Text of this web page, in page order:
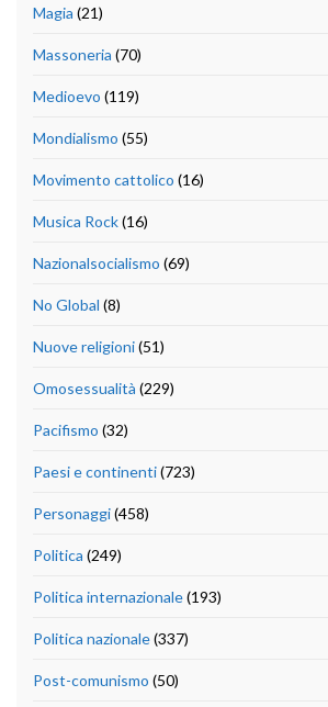
Magia (21)
Massoneria (70)
Medioevo (119)
Mondialismo (55)
Movimento cattolico (16)
Musica Rock(16)
Nazionalsocialismo (69)
No Global (8)
Nuove religioni(51)
Omosessualità (229)
Pacifismo (32)
Paesi e continenti(723)
Personaggi(458)
Politica (249)
Politica internazionale(193)
Politica nazionale(337)
Post-comunismo (50)